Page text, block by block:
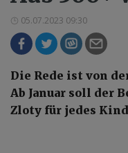
05.07.2023 09:30
Die Rede ist von
Ab Januar soll der
Zloty für jedes